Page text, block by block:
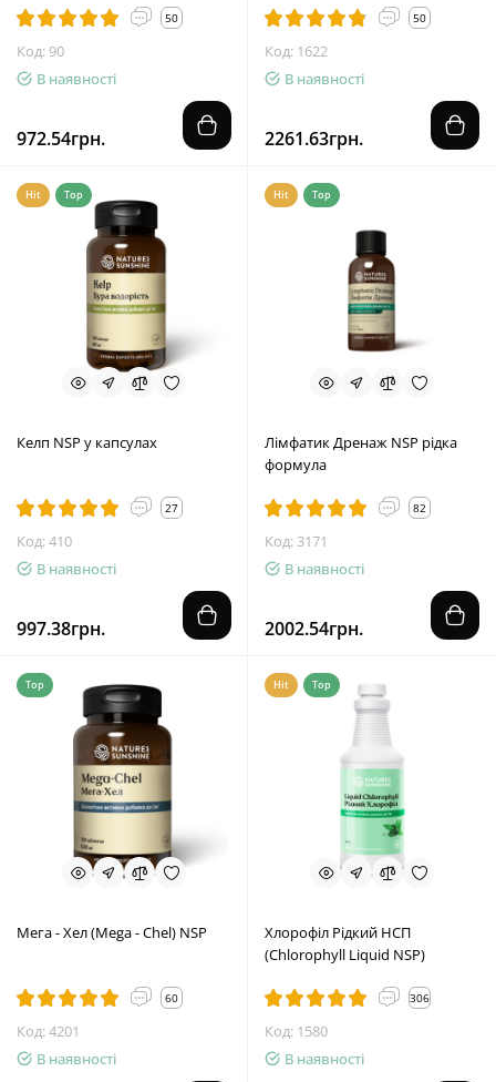
50
Код: 90
В наявності
972.54грн.
50
Код: 1622
В наявності
2261.63грн.
Hit Top
Келп NSP у капсулах
27
Код: 410
В наявності
997.38грн.
Hit Top
Лімфатик Дренаж NSP рідка
формула
82
Код: 3171
В наявності
2002.54грн.
Top
Мега - Хел (Mega - Chel) NSP
60
Код: 4201
В наявності
Hit Top
Хлорофіл Рідкий НСП
(Chlorophyll Liquid NSP)
306
Код: 1580
В наявності